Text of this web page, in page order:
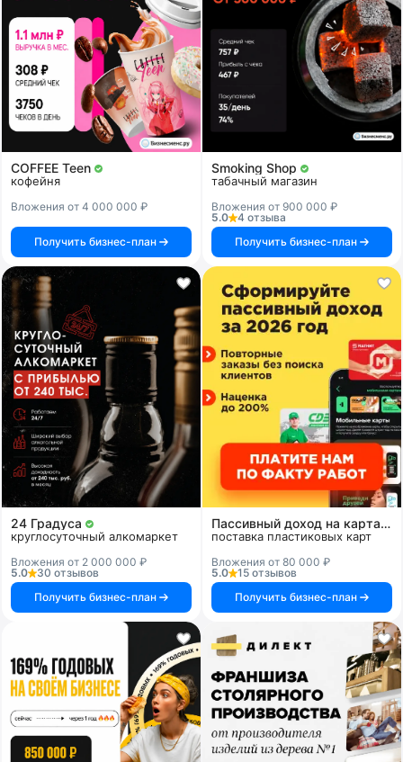
COFFEE Teen
кофейня
Вложения от 4 000 000 ₽
Получить бизнес-план
Smoking Shop
табачный магазин
Вложения от 900 000 ₽
5.0
4 отзыва
Получить бизнес-план
24 Градуса
круглосуточный алкомаркет
Вложения от 2 000 000 ₽
5.0
30 отзывов
Получить бизнес-план
Пассивный доход на картах и системах
поставка пластиковых карт
Вложения от 80 000 ₽
5.0
15 отзывов
Получить бизнес-план